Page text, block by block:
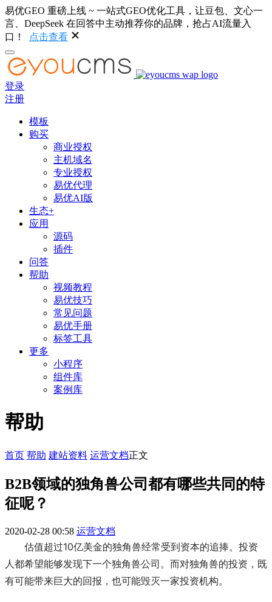
易优GEO 重磅上线 ~ 一站式GEO优化工具，让豆包、文心一
言、DeepSeek 在回答中主动推荐你的品牌，抢占AI流量入
口！
点击查看
登录
注册
模板
购买
商业授权
主机域名
专业授权
易优代理
易优AI版
生态+
应用
源码
插件
问答
帮助
视频教程
易优技巧
常见问题
易优手册
标签工具
更多
小程序
组件库
案例库
帮助
首页 帮助 建站资料 运营文档正文
B2B领域的独角兽公司都有哪些共同的特
征呢？
2020-02-28 00:58 运营文档
估值超过10亿美金的独角兽经常受到资本的追捧。投资
人都希望能够发现下一个独角兽公司。而对独角兽的投资，既
有可能带来巨大的回报，也可能毁灭一家投资机构。